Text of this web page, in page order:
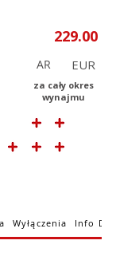
AR
za cały okres
wynajmu
Wyłączenia Info